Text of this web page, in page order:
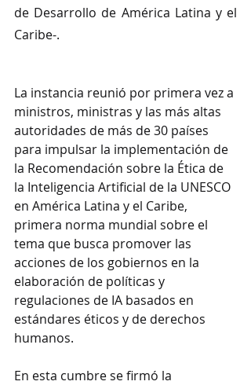
de Desarrollo de América Latina y el
Caribe-.
La instancia reunió por primera vez a
ministros, ministras y las más altas
autoridades de más de 30 países
para impulsar la implementación de
la Recomendación sobre la Ética de
la Inteligencia Artificial de la UNESCO
en América Latina y el Caribe,
primera norma mundial sobre el
tema que busca promover las
acciones de los gobiernos en la
elaboración de políticas y
regulaciones de IA basados en
estándares éticos y de derechos
humanos.
En esta cumbre se firmó la